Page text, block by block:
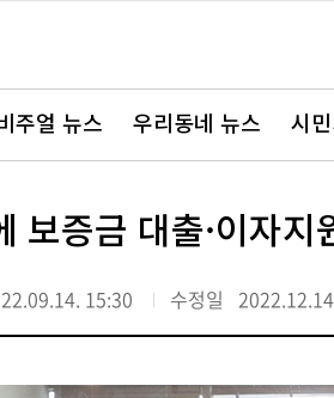
주얼 뉴스 우리동네 뉴스 시
보증금 대출·이자지
15:30 수정일